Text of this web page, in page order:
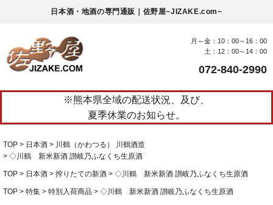
日本酒・地酒の専門通販｜佐野屋~JIZAKE.com~
月～金：10：00～16：00
土：12：00～14：00
072-840-2990
※熊本県全域の配送状況、及び、
夏季休業のお知らせ。
TOP 日本酒
川鶴（かわつる） 川鶴酒造
◇川鶴 新米新酒 讃岐乃ふなくち生原酒
TOP 日本酒 搾りたての新酒 ◇川鶴 新米新酒 讃岐乃ふなくち生原酒
TOP 特集 特別入荷商品 ◇川鶴 新米新酒 讃岐乃ふなくち生原酒